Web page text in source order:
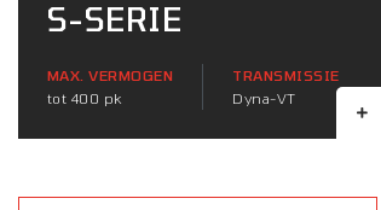
S-SERIE
MAX. VERMOGEN
tot 400 pk
TRANSMISSIE
Dyna-VT